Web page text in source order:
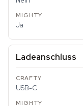
Ja
Ladeanschluss
USB-C